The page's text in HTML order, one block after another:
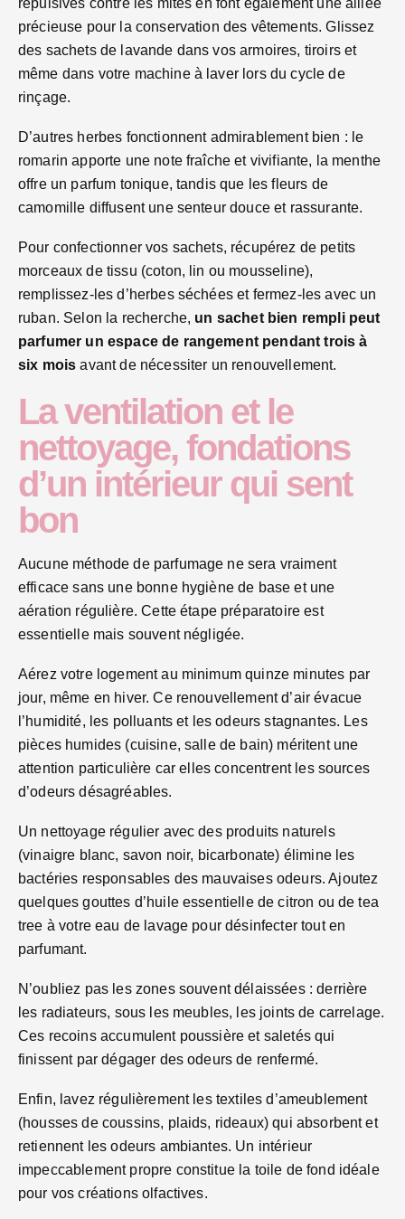
répulsives contre les mites en font également une alliée
précieuse pour la conservation des vêtements. Glissez
des sachets de lavande dans vos armoires, tiroirs et
même dans votre machine à laver lors du cycle de
rinçage.
D’autres herbes fonctionnent admirablement bien : le
romarin apporte une note fraîche et vivifiante, la menthe
offre un parfum tonique, tandis que les fleurs de
camomille diffusent une senteur douce et rassurante.
Pour confectionner vos sachets, récupérez de petits
morceaux de tissu (coton, lin ou mousseline),
remplissez-les d’herbes séchées et fermez-les avec un
ruban. Selon la recherche, un sachet bien rempli peut
parfumer un espace de rangement pendant trois à
six mois avant de nécessiter un renouvellement.
La ventilation et le
nettoyage, fondations
d’un intérieur qui sent
bon
Aucune méthode de parfumage ne sera vraiment
efficace sans une bonne hygiène de base et une
aération régulière. Cette étape préparatoire est
essentielle mais souvent négligée.
Aérez votre logement au minimum quinze minutes par
jour, même en hiver. Ce renouvellement d’air évacue
l’humidité, les polluants et les odeurs stagnantes. Les
pièces humides (cuisine, salle de bain) méritent une
attention particulière car elles concentrent les sources
d’odeurs désagréables.
Un nettoyage régulier avec des produits naturels
(vinaigre blanc, savon noir, bicarbonate) élimine les
bactéries responsables des mauvaises odeurs. Ajoutez
quelques gouttes d’huile essentielle de citron ou de tea
tree à votre eau de lavage pour désinfecter tout en
parfumant.
N’oubliez pas les zones souvent délaissées : derrière
les radiateurs, sous les meubles, les joints de carrelage.
Ces recoins accumulent poussière et saletés qui
finissent par dégager des odeurs de renfermé.
Enfin, lavez régulièrement les textiles d’ameublement
(housses de coussins, plaids, rideaux) qui absorbent et
retiennent les odeurs ambiantes. Un intérieur
impeccablement propre constitue la toile de fond idéale
pour vos créations olfactives.